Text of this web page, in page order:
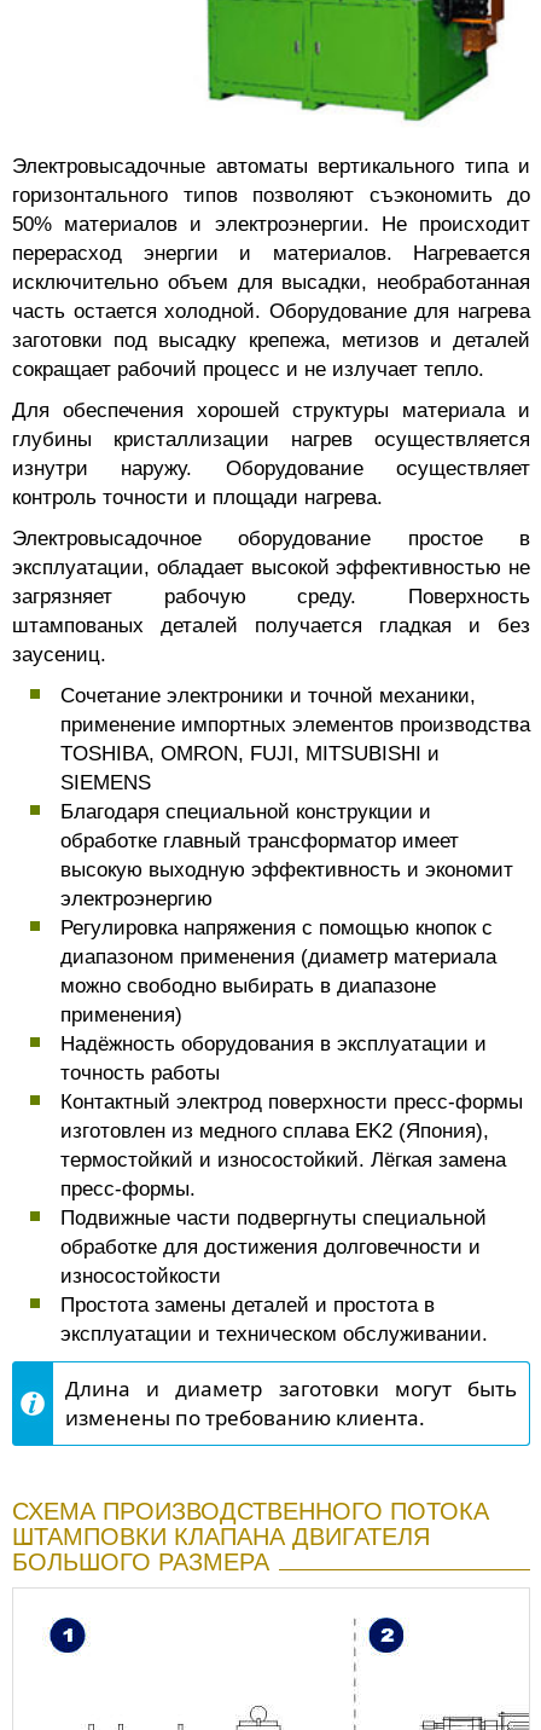
Электровысадочные автоматы вертикального типа и
горизонтального типов позволяют съэкономить до
50% материалов и электроэнергии. Не происходит
перерасход энергии и материалов. Нагревается
исключительно объем для высадки, необработанная
часть остается холодной. Оборудование для нагрева
заготовки под высадку крепежа, метизов и деталей
сокращает рабочий процесс и не излучает тепло.
Для обеспечения хорошей структуры материала и
глубины кристаллизации нагрев осуществляется
изнутри наружу. Оборудование осуществляет
контроль точности и площади нагрева.
Электровысадочное оборудование простое в
эксплуатации, обладает высокой эффективностью не
загрязняет рабочую среду. Поверхность
штампованых деталей получается гладкая и без
заусениц.
Сочетание электроники и точной механики,
применение импортных элементов производства
TOSHIBA, OMRON, FUJI, MITSUBISHI и
SIEMENS
Благодаря специальной конструкции и
обработке главный трансформатор имеет
высокую выходную эффективность и экономит
электроэнергию
Регулировка напряжения с помощью кнопок с
диапазоном применения (диаметр материала
можно свободно выбирать в диапазоне
применения)
Надёжность оборудования в эксплуатации и
точность работы
Контактный электрод поверхности пресс-формы
изготовлен из медного сплава EK2 (Япония),
термостойкий и износостойкий. Лёгкая замена
пресс-формы.
Подвижные части подвергнуты специальной
обработке для достижения долговечности и
износостойкости
Простота замены деталей и простота в
эксплуатации и техническом обслуживании.
Длина и диаметр заготовки могут быть
изменены по требованию клиента.
СХЕМА ПРОИЗВОДСТВЕННОГО ПОТОКА
ШТАМПОВКИ КЛАПАНА ДВИГАТЕЛЯ
БОЛЬШОГО РАЗМЕРА